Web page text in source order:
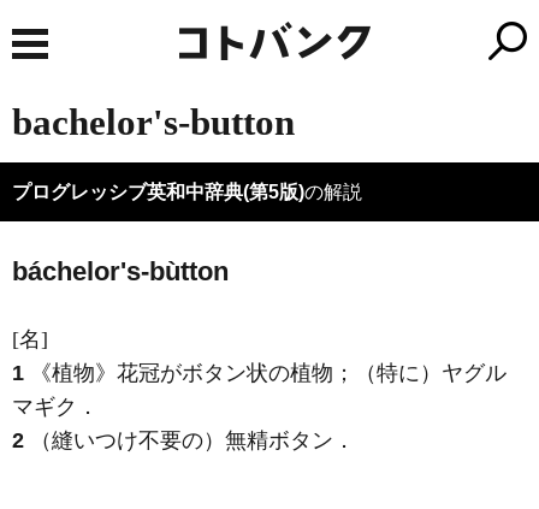
bachelor's-button
プログレッシブ英和中辞典(第5版)の解説
báchelor's-bùtton
[名]
1
《植物》 花冠がボタン状の植物；（特に）ヤグル
マギク ．
2 （縫いつけ不要の）無精ボタン ．